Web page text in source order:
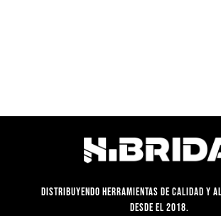
Distribuyendo herramientas de calidad y
desde el 2018.